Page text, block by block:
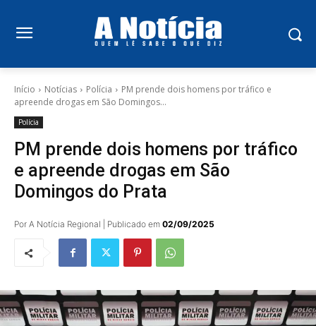
Início Notícias Polícia
PM prende dois homens por tráfico e
apreende drogas em São Domingos...
Polícia
PM prende dois homens por tráfico
e apreende drogas em São
Domingos do Prata
Por A Notícia Regional | Publicado em 02/09/2025